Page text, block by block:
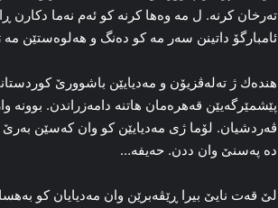
ته‌رخان کرنه‌. ل مه‌ وه‌ها کرنه‌ کو ئه‌م نه‌ما
ئامبارگۆ داتینن سه‌ر مه‌ کو ده‌نگ و هه‌لوه‌ستێن
هندەك ژ ته‌له‌ڤزیۆن و مه‌دیایێن باشوورێ
پێشمێرگه‌یێن قه‌هره‌مان هاتنه‌ دامه‌زراندن.
ڤه‌ردشیان. لۆما ژی مه‌دیایێن کو وان که‌سێن به‌رێ
ده‌ په‌سنێ وان ددن. حە‌یفه‌…
لێ قه‌ت نایێ بیرا ڕێڤه‌برێن وان مه‌دیایان کو